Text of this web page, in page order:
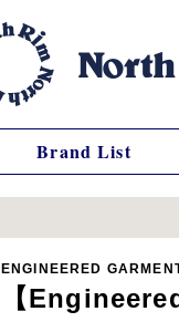
Brand List
ENGINEERED
【